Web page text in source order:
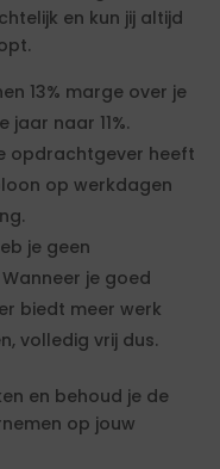
en kun jij altijd
13% marge over je
naar 11%.
opdrachtgever heeft
op werkdagen
je geen
je goed
biedt meer werk
volledig vrij dus.
en behoud je de
op jouw